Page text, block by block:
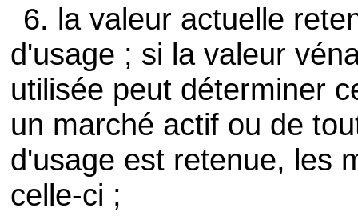
6. la valeur actuelle
d'usage ; si la valeur
utilisée peut déterminer
un marché actif ou de
d'usage est retenue, les
celle-ci ;